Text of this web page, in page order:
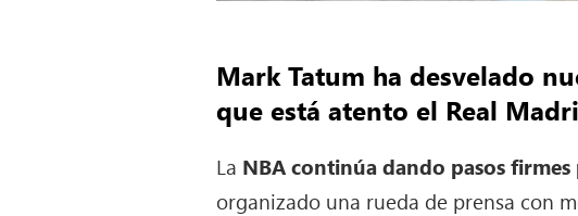
Mark Tatum ha desvelado
que está atento el Real
La NBA continúa dando pasos
organizado una rueda de prensa con